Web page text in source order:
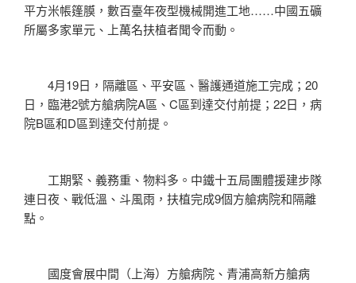
平方米帳篷膜，數百臺年夜型機械開進工地……中國五礦
所屬多家單元、上萬名扶植者聞令而動。
4月19日，隔離區、平安區、醫護通道施工完成；20
日，臨港2號方艙病院A區、C區到達交付前提；22日，病
院B區和D區到達交付前提。
工期緊、義務重、物料多。中鐵十五局團體援建步隊
連日夜、戰低溫、斗風雨，扶植完成9個方艙病院和隔離
點。
國度會展中間（上海）方艙病院、青浦高新方艙病